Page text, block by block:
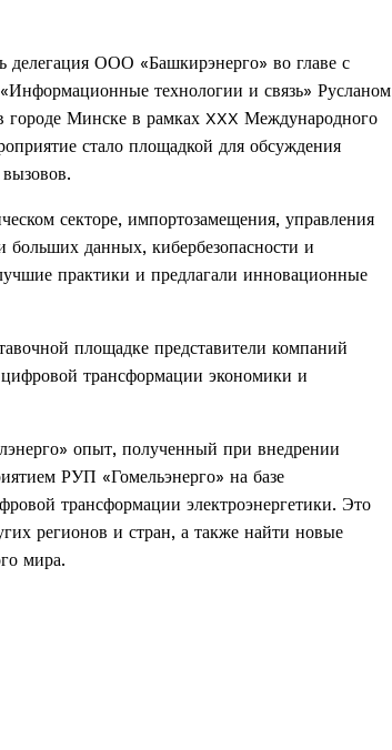
ООО «Башкирэнерго» во главе с
«Информационные технологии и связь» Русланом
Минске в рамках XXX Международного
стало площадкой для обсуждения
секторе, импортозамещения, управления
больших данных, кибербезопасности и
практики и предлагали инновационные
площадке представители компаний
трансформации экономики и
опыт, полученный при внедрении
РУП «Гомельэнерго» на базе
трансформации электроэнергетики. Это
регионов и стран, а также найти новые
мира.